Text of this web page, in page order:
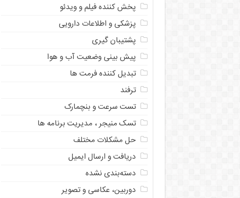
پخش کننده فیلم و ویدئو
پزشکی و اطلاعات دارویی
پشتیبان گیری
پیش بینی وضعیت آب و هوا
تبدیل کننده فرمت ها
ترفند
تست سرعت و بنچمارک
تسک منیجر ، مدیریت برنامه ها
حل مشکلات مختلف
دریافت و ارسال ایمیل
دسته‌بندی نشده
دوربین، عکاسی و تصویر